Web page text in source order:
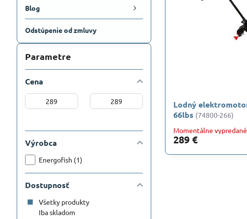
Lodný
66lbs (74800-266)
Momentálne vypredané
289 €
Parametre
Cena
Od: Do:
Výrobca
Energofish (1)
Dostupnosť
Všetky produkty
Iba skladom
Blog
Odstúpenie od zmluvy